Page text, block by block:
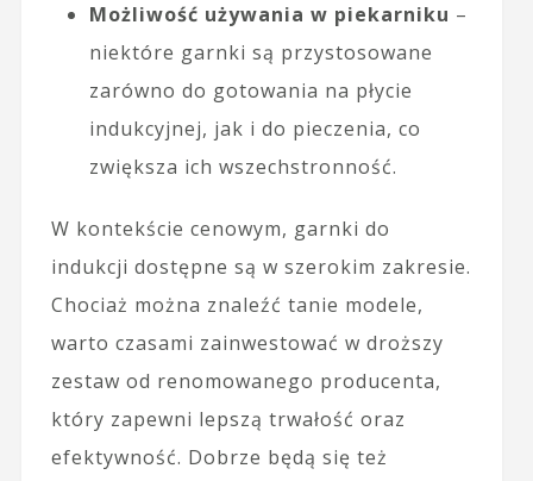
Możliwość używania w piekarniku –
niektóre garnki są przystosowane
zarówno do gotowania na płycie
indukcyjnej, jak i do pieczenia, co
zwiększa ich wszechstronność.
W kontekście cenowym, garnki do
indukcji dostępne są w szerokim zakresie.
Chociaż można znaleźć tanie modele,
warto czasami zainwestować w droższy
zestaw od renomowanego producenta,
który zapewni lepszą trwałość oraz
efektywność. Dobrze będą się też